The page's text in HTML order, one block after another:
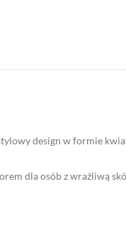
design w formie
dla osób z wrażliwą